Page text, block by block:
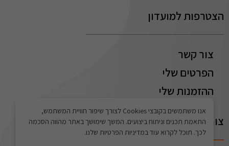
אנו משתמשים בקובצי Cookies לצורך שיפור חוויית המשתמש,
התאמת תכנים וניתוח ביצועים. המשך שימושך באתר מהווה הסכמה
לכך. תוכל לקרוא עוד במדיניות הפרטיות שלנו.
הצטרפות למועדון
צור קשר
הפרטים שלי
ההזמנות שלי
צור קשר